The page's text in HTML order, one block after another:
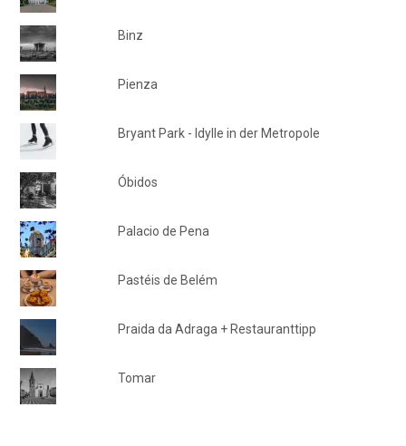
Binz
Pienza
Bryant Park - Idylle in der Metropole
Óbidos
Palacio de Pena
Pastéis de Belém
Praida da Adraga + Restauranttipp
Tomar